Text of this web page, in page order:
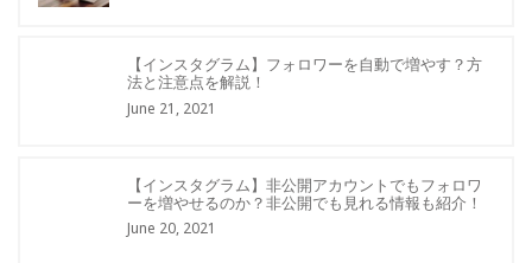
【インスタグラム】フォロワーを自動で増やす？方
法と注意点を解説！
June 21, 2021
【インスタグラム】非公開アカウントでもフォロワ
ーを増やせるのか？非公開でも見れる情報も紹介！
June 20, 2021